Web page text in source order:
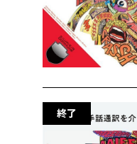
終了